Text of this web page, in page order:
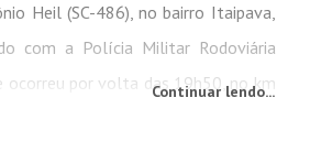
Heil (SC-486), no bairro Itaipava,
com a Polícia Militar Rodoviária
ocorreu por volta das 19h50, no km
Continuar lendo...